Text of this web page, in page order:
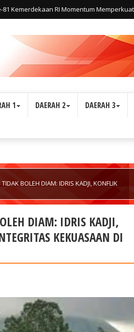
81 Kemerdekaan RI Momentum Memperkuat
1 DAERAH 2 DAERAH 3
BOLEH DIAM: IDRIS KADJI, KONFLIK
DIAM: IDRIS KADJI,
KEKUASAAN DI